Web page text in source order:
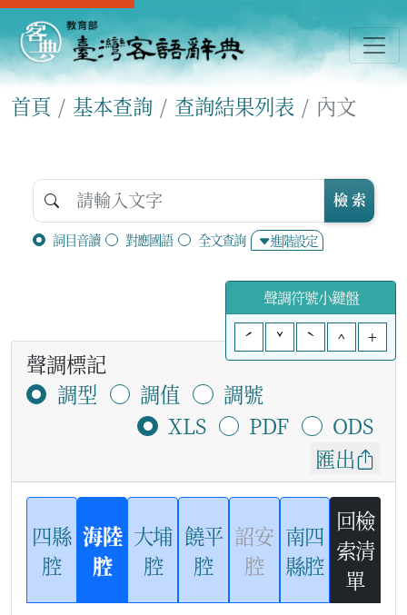
首頁 基本查詢 查詢結果列表 內文
詞目音讀 對應國語 全文查詢 進階設定
檢 索
聲調符號小鍵盤
ˊ
ˇ ˋ ^ +
聲調標記
調型
調值
調號
XLS
PDF
ODS
匯出
四縣
腔
海陸
腔
大埔
腔
饒平
腔
詔安
腔
南四
縣腔
回檢
索清
單